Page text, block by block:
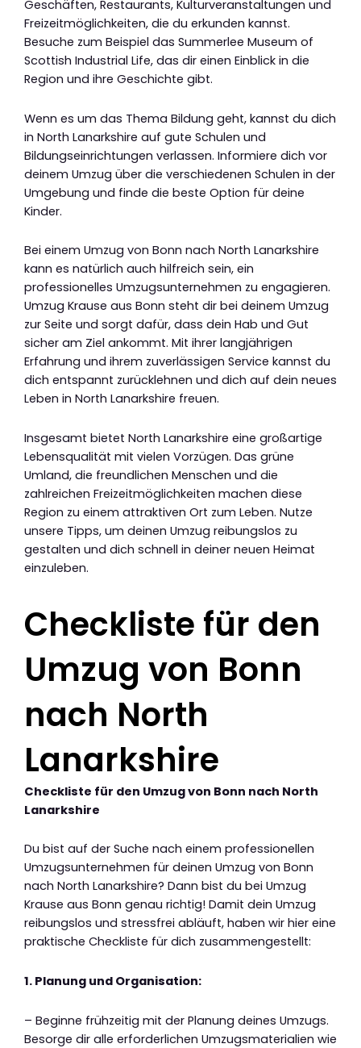
Geschäften, Restaurants, Kulturveranstaltungen und
Freizeitmöglichkeiten, die du erkunden kannst.
Besuche zum Beispiel das Summerlee Museum of
Scottish Industrial Life, das dir einen Einblick in die
Region und ihre Geschichte gibt.
Wenn es um das Thema Bildung geht, kannst du dich
in North Lanarkshire auf gute Schulen und
Bildungseinrichtungen verlassen. Informiere dich vor
deinem Umzug über die verschiedenen Schulen in der
Umgebung und finde die beste Option für deine
Kinder.
Bei einem Umzug von Bonn nach North Lanarkshire
kann es natürlich auch hilfreich sein, ein
professionelles Umzugsunternehmen zu engagieren.
Umzug Krause aus Bonn steht dir bei deinem Umzug
zur Seite und sorgt dafür, dass dein Hab und Gut
sicher am Ziel ankommt. Mit ihrer langjährigen
Erfahrung und ihrem zuverlässigen Service kannst du
dich entspannt zurücklehnen und dich auf dein neues
Leben in North Lanarkshire freuen.
Insgesamt bietet North Lanarkshire eine großartige
Lebensqualität mit vielen Vorzügen. Das grüne
Umland, die freundlichen Menschen und die
zahlreichen Freizeitmöglichkeiten machen diese
Region zu einem attraktiven Ort zum Leben. Nutze
unsere Tipps, um deinen Umzug reibungslos zu
gestalten und dich schnell in deiner neuen Heimat
einzuleben.
Checkliste für den
Umzug von Bonn
nach North
Lanarkshire
Checkliste für den Umzug von Bonn nach North
Lanarkshire
Du bist auf der Suche nach einem professionellen
Umzugsunternehmen für deinen Umzug von Bonn
nach North Lanarkshire? Dann bist du bei Umzug
Krause aus Bonn genau richtig! Damit dein Umzug
reibungslos und stressfrei abläuft, haben wir hier eine
praktische Checkliste für dich zusammengestellt:
1. Planung und Organisation:
– Beginne frühzeitig mit der Planung deines Umzugs.
Besorge dir alle erforderlichen Umzugsmaterialien wie